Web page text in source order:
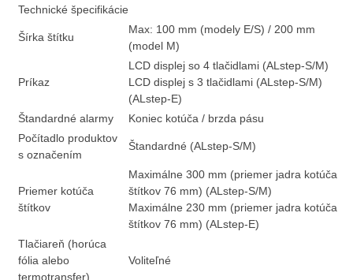
Technické špecifikácie
Šírka štítku
Max: 100 mm (modely E/S) / 200 mm
(model M)
Príkaz
LCD displej so 4 tlačidlami (ALstep-S/M)
LCD displej s 3 tlačidlami (ALstep-S/M)
(ALstep-E)
Štandardné alarmy
Koniec kotúča / brzda pásu
Počítadlo produktov
s označením
Štandardné (ALstep-S/M)
Priemer kotúča
štítkov
Maximálne 300 mm (priemer jadra kotúča
štítkov 76 mm) (ALstep-S/M)
Maximálne 230 mm (priemer jadra kotúča
štítkov 76 mm) (ALstep-E)
Tlačiareň (horúca
fólia alebo
termotransfer)
Voliteľné